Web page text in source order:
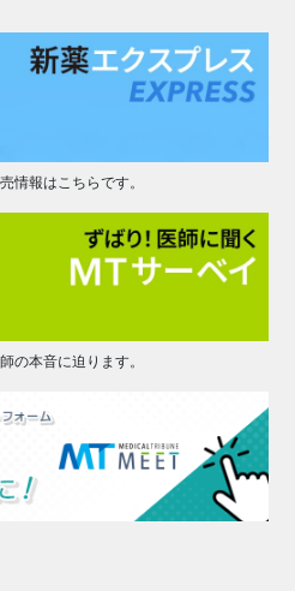
情報はこちらです。
の本音に迫ります。